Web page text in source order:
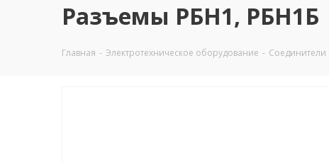
Разъемы РБН1, РБН1Б
Главная - Электротехническое оборудование - Соединители